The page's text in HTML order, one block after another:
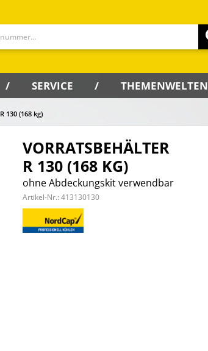
SERVICE THEMENWELTEN
R 130 (168 kg)
VORRATSBEHÄLTER
R 130 (168 KG)
ohne Abdeckungskit verwendbar
Artikel-Nr.: 413130130